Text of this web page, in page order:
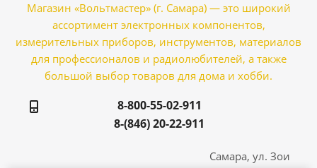
Магазин «Вольтмастер» (г. Самара) — это широкий
ассортимент электронных компонентов,
измерительных приборов, инструментов, материалов
для профессионалов и радиолюбителей, а также
большой выбор товаров для дома и хобби.
8-800-55-02-911
8-(846) 20-22-911
Самара, ул. Зои